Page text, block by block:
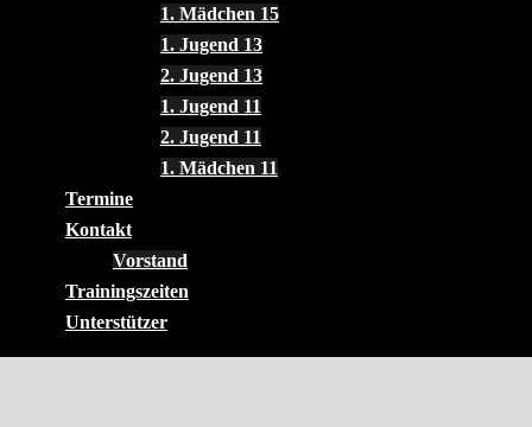
1. Mädchen 15
1. Jugend 13
2. Jugend 13
1. Jugend 11
2. Jugend 11
1. Mädchen 11
Termine
Kontakt
Vorstand
Trainingszeiten
Unterstützer